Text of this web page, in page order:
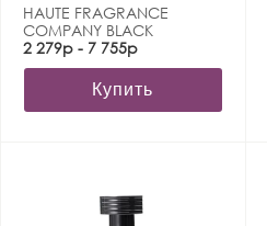
HAUTE FRAGRANCE
COMPANY BLACK
PRINCESS
2 279р - 7 755р
Купить